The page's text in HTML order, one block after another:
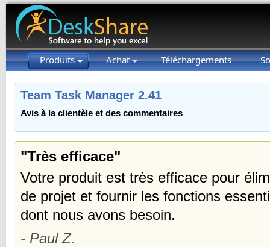
Produits Achat Téléchargements
Team Task Manager 2.41
Avis à la clientèle et des commentaires
"Très efficace"
Votre produit est très efficace pour
de projet et fournir les fonctions
dont nous avons besoin.
- Paul Z.